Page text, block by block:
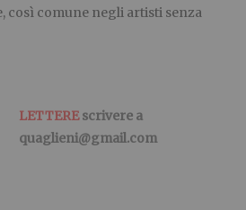
così comune negli artisti senza
LETTEREscrivere a
quaglieni@gmail.com